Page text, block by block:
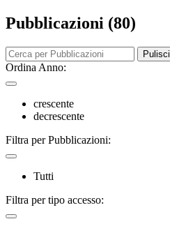
Pubblicazioni (80)
Pulisci
Ordina Anno:
crescente
decrescente
Filtra per Pubblicazioni:
Tutti
Filtra per tipo accesso: